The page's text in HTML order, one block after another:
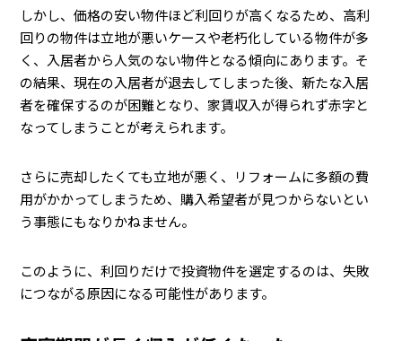
しかし、価格の安い物件ほど利回りが高くなるため、高利
回りの物件は立地が悪いケースや老朽化している物件が多
く、入居者から人気のない物件となる傾向にあります。そ
の結果、現在の入居者が退去してしまった後、新たな入居
者を確保するのが困難となり、家賃収入が得られず赤字と
なってしまうことが考えられます。
さらに売却したくても立地が悪く、リフォームに多額の費
用がかかってしまうため、購入希望者が見つからないとい
う事態にもなりかねません。
このように、利回りだけで投資物件を選定するのは、失敗
につながる原因になる可能性があります。